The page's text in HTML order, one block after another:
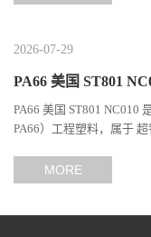
2026-07-29
PA66 美国 ST801
PA66 美国 ST801 NC010
PA66）工程塑料，属于
MORE